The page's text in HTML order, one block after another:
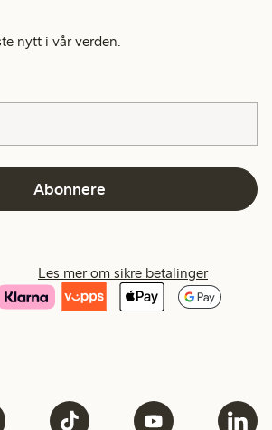
nytt i vår verden.
Abonnere
Les mer om sikre betalinger